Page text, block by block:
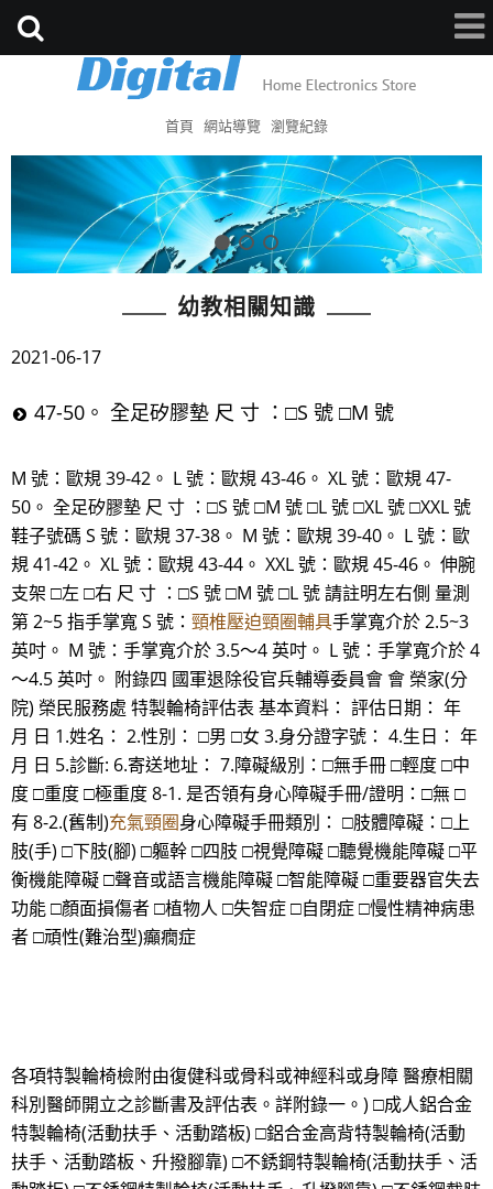
首頁 網站導覽 瀏覽紀錄
幼教相關知識
2021-06-17
47-50。 全足矽膠墊 尺 寸 ：□S 號 □M 號
M 號：歐規 39-42。 L 號：歐規 43-46。 XL 號：歐規 47-
50。 全足矽膠墊 尺 寸 ：□S 號 □M 號 □L 號 □XL 號 □XXL 號
鞋子號碼 S 號：歐規 37-38。 M 號：歐規 39-40。 L 號：歐
規 41-42。 XL 號：歐規 43-44。 XXL 號：歐規 45-46。 伸腕
支架 □左 □右 尺 寸 ：□S 號 □M 號 □L 號 請註明左右側 量測
第 2~5 指手掌寬 S 號： 頸椎壓迫頸圈輔具手掌寬介於 2.5~3
英吋。 M 號：手掌寬介於 3.5～4 英吋。 L 號：手掌寬介於 4
～4.5 英吋。 附錄四 國軍退除役官兵輔導委員會 會 榮家(分
院) 榮民服務處 特製輪椅評估表 基本資料： 評估日期： 年
月 日 1.姓名： 2.性別： □男 □女 3.身分證字號： 4.生日： 年
月 日 5.診斷: 6.寄送地址： 7.障礙級別：□無手冊 □輕度 □中
度 □重度 □極重度 8-1. 是否領有身心障礙手冊/證明：□無 □
有 8-2.(舊制)充氣頸圈身心障礙手冊類別： □肢體障礙：□上
肢(手) □下肢(腳) □軀幹 □四肢 □視覺障礙 □聽覺機能障礙 □平
衡機能障礙 □聲音或語言機能障礙 □智能障礙 □重要器官失去
功能 □顏面損傷者 □植物人 □失智症 □自閉症 □慢性精神病患
者 □頑性(難治型)癲癇症
各項特製輪椅檢附由復健科或骨科或神經科或身障 醫療相關
科別醫師開立之診斷書及評估表。詳附錄一。) □成人鋁合金
特製輪椅(活動扶手、活動踏板) □鋁合金高背特製輪椅(活動
扶手、活動踏板、升撥腳靠) □不銹鋼特製輪椅(活動扶手、活